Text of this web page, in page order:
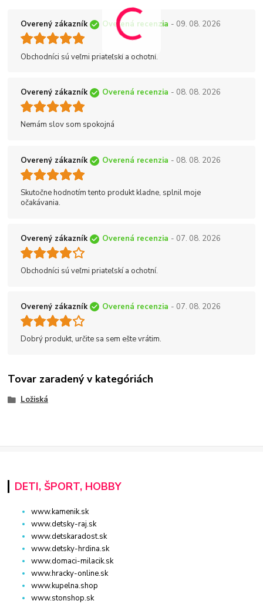
Overený zákazník Overená recenzia - 09. 08. 2026
Obchodníci sú veľmi priateľskí a ochotní.
Overený zákazník Overená recenzia - 08. 08. 2026
Nemám slov som spokojná
Overený zákazník Overená recenzia - 08. 08. 2026
Skutočne hodnotím tento produkt kladne, splnil moje
očakávania.
Overený zákazník Overená recenzia - 07. 08. 2026
Obchodníci sú veľmi priateľskí a ochotní.
Overený zákazník Overená recenzia - 07. 08. 2026
Dobrý produkt, určite sa sem ešte vrátim.
Tovar zaradený v kategóriách
Ložiská
DETI, ŠPORT, HOBBY
www.kamenik.sk
www.detsky-raj.sk
www.detskaradost.sk
www.detsky-hrdina.sk
www.domaci-milacik.sk
www.hracky-online.sk
www.kupelna.shop
www.stonshop.sk